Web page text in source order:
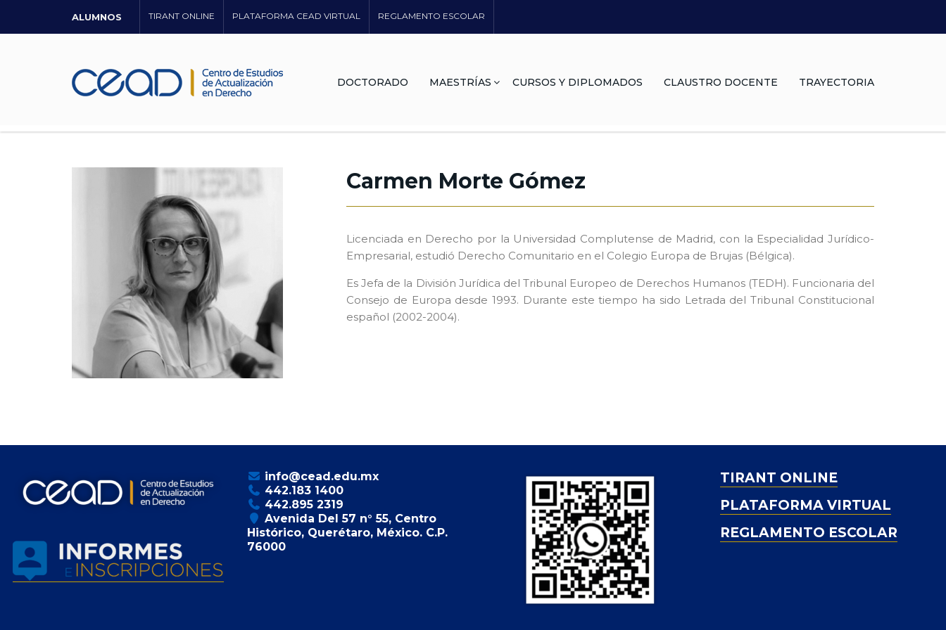
ALUMNOS TIRANT ONLINE PLATAFORMA CEAD VIRTUAL REGLAMENTO ESCOLAR
DOCTORADO MAESTRÍAS CURSOS Y DIPLOMADOS CLAUSTRO DOCENTE TRAYECTORIA
Carmen Morte Gómez
Licenciada en Derecho por la Universidad Complutense de Madrid, con la Especialidad Jurídico-
Empresarial, estudió Derecho Comunitario en el Colegio Europa de Brujas (Bélgica).
Es Jefa de la División Jurídica del Tribunal Europeo de Derechos Humanos (TEDH). Funcionaria del
Consejo de Europa desde 1993. Durante este tiempo ha sido Letrada del Tribunal Constitucional
español (2002-2004).
info@cead.edu.mx
442.183 1400
442.895 2319
Avenida Del 57 n° 55, Centro
Histórico, Querétaro, México. C.P.
76000
TIRANT ONLINE
PLATAFORMA VIRTUAL
REGLAMENTO ESCOLAR